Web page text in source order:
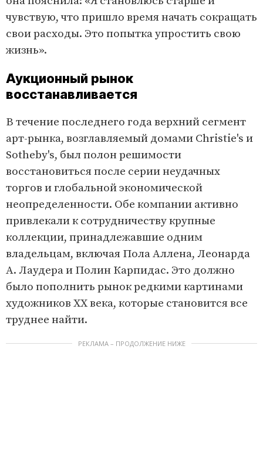
чувствую, что пришло время начать сокращать
свои расходы. Это попытка упростить свою
жизнь».
Аукционный рынок
восстанавливается
В течение последнего года верхний сегмент
арт-рынка, возглавляемый домами Christie's и
Sotheby's, был полон решимости
восстановиться после серии неудачных
торгов и глобальной экономической
неопределенности. Обе компании активно
привлекали к сотрудничеству крупные
коллекции, принадлежавшие одним
владельцам, включая Пола Аллена, Леонарда
А. Лаудера и Полин Карпидас. Это должно
было пополнить рынок редкими картинами
художников XX века, которые становится все
труднее найти.
РЕКЛАМА – ПРОДОЛЖЕНИЕ НИЖЕ